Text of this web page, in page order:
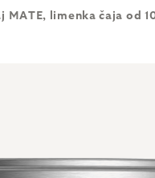
MATE, limenka čaja od